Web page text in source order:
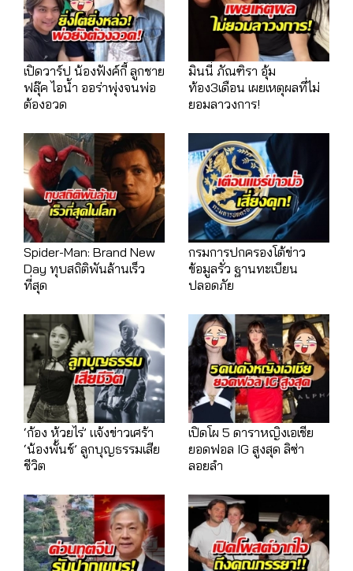
เปิดวาร์ป น้องฟังค์กี้ ลูกชาย
ฟลุ๊ค ไอน้ำ ออร่าพุ่งจนพ่อ
ต้องอวด
มินนี่ ภัณฑิรา อุ้ม
ท้อง3เดือน เผยเหตุผลที่ไม่
ยอมลาวงการ!
Spider-Man: Brand New
Day ทุบสถิติพันล้านเร็ว
ที่สุด
กรมการปกครองโต้ข่าว
ข้อมูลรั่ว ฐานทะเบียน
ปลอดภัย
‘ก้อง ห้วยไร่’ แจ้งข่าวเศร้า
‘น้องพั้นช์’ ลูกบุญธรรมเสีย
ชีวิต
เปิดโผ 5 ดาราหญิงเอเชีย
ยอดฟอล IG สูงสุด ลิซ่า
ลอยลำ